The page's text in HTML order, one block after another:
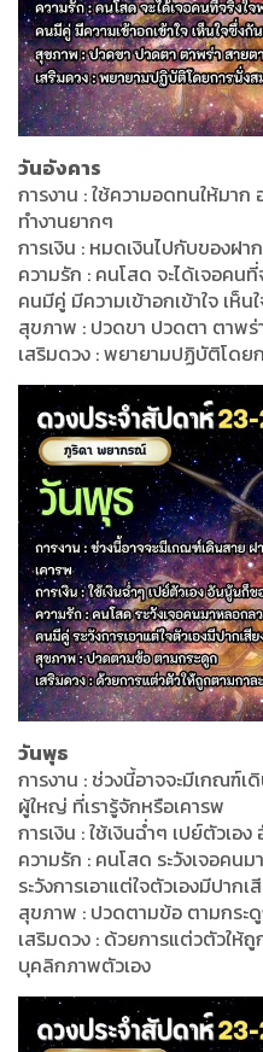
วันอังคาร
การงาน : ใช้ความอดทนให้มาก
ทำงานยากๆ
การเงิน : หมดเงินไปกับของฝ
ความรัก : คนโสด จะได้เจอคน
คนมีคู่ มีความเข้าอกเข้าใจ เห็น
สุขภาพ : ปวดขา ปวดตา ตาพร่
เสริมดวง : พยายามปฏิบัติโดย
วันพุธ
การงาน : ช่วงนี้อาจจะมีเกณฑ์
ผู้ใหญ่ ที่เรารู้จักหรือเคารพ
การเงิน : ใช้เงินฉ่ำๆ เปย์ตัวเ
ความรัก : คนโสด ระวังเจอคน
ระวังการเอาแต่ใจตัวเองมีปาก
สุขภาพ : ปวดตามข้อ ตามกระ
เสริมดวง : ด้วยการแต่วตัวให้ถู
บุคลิกภาพตัวเอง